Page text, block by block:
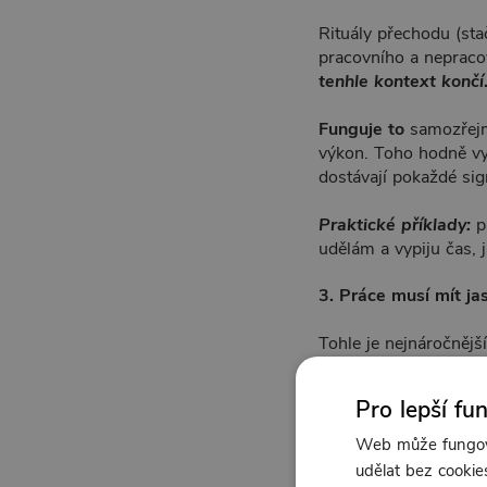
Rituály přechodu
pracovního a
tenhle kontext končí.
Funguje to
výkon. Toho hodně
dostávají pokaždé
Praktické příklady:
udělám a vypiju čas,
3. Práce musí mít
Tohle je
Praktický tip:tzv.
včetně zápisu
úkonem a slovním
Pro lepší
Web může
udělat bez